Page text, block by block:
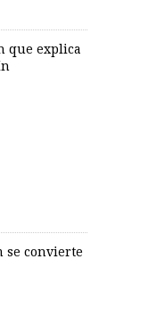
que explica
se convierte